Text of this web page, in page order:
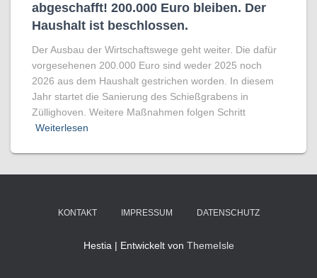
abgeschafft! 200.000 Euro bleiben. Der
Haushalt ist beschlossen.
Der Ausbau der Wirtschaftswege geht weiter. Die dafür
vorgesehenen 200.000 Euro sind weder 2025 noch
2026 aus dem Haushalt gestrichen worden. In diesem
Jahr startet die Sanierung des Schießgrabens in
Züllighoven. Weitere Maßnahmen folgen Schritt
Weiterlesen
KONTAKT IMPRESSUM DATENSCHUTZ
Hestia | Entwickelt von ThemeIsle